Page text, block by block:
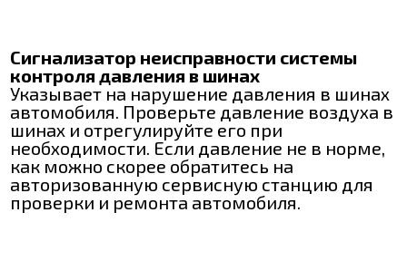
Сигнализатор неисправности системы
контроля давления в шинах
Указывает на нарушение давления в шинах
автомобиля. Проверьте давление воздуха в
шинах и отрегулируйте его при
необходимости. Если давление не в норме,
как можно скорее обратитесь на
авторизованную сервисную станцию для
проверки и ремонта автомобиля.